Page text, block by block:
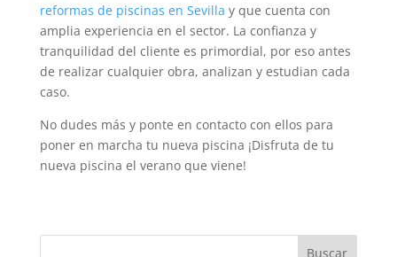
reformas de piscinas en Sevilla y que cuenta con
amplia experiencia en el sector. La confianza y
tranquilidad del cliente es primordial, por eso antes
de realizar cualquier obra, analizan y estudian cada
caso.
No dudes más y ponte en contacto con ellos para
poner en marcha tu nueva piscina ¡Disfruta de tu
nueva piscina el verano que viene!